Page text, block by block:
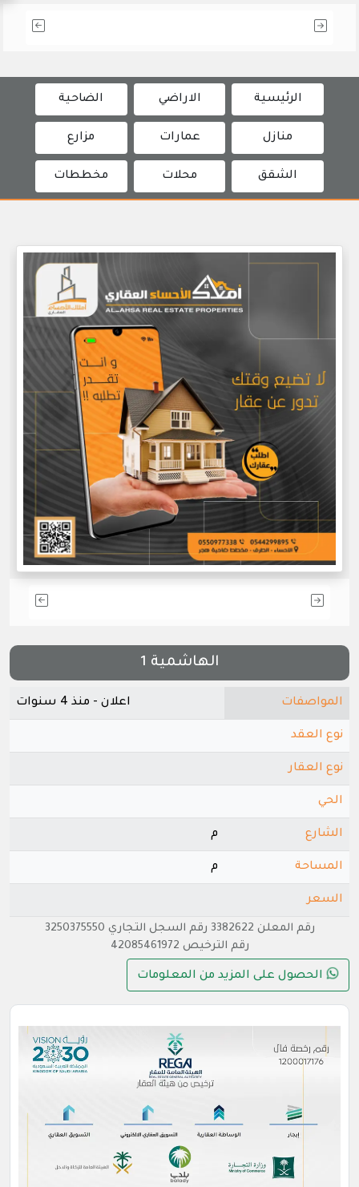
الرئيسية الاراضي الضاحية
منازل عمارات مزارع
الشقق محلات مخططات
الهاشمية 1
المواصفات اعلان - منذ 4 سنوات
نوع العقد
نوع العقار
الحي
الشارع م
المساحة م
السعر
رقم المعلن 3382622 رقم السجل التجاري 3250375550
رقم الترخيص 42085461972
الحصول على المزيد من المعلومات